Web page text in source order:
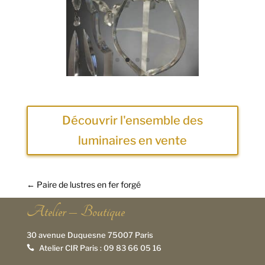
Découvrir l'ensemble des
luminaires en vente
← Paire de lustres en fer forgé
Atelier – Boutique
30 avenue Duquesne 75007 Paris
 Atelier CIR Paris :09 83 66 05 16